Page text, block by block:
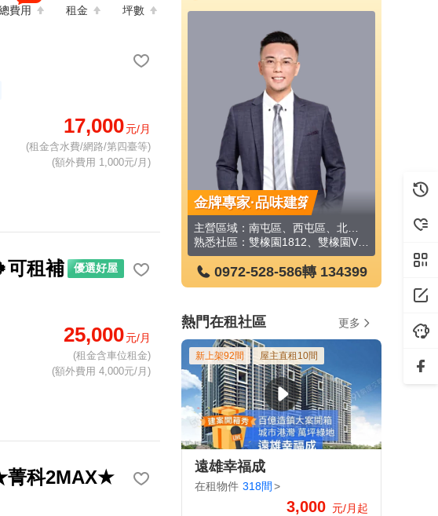
費用 租金 坪數
17,000元/月
(租金含水費/網路/第四臺等)
(額外費用 1,000元/月)
可租補 優選好屋
25,000元/月
(租金含車位租金)
(額外費用 4,000元/月)
科2MAX★
金牌專家·品味建築
0972-528-586轉 134399
主營區域
0972-528-586轉 328433
熱門在租社區 更多
新上架92間 屋主直租10間
遠雄幸福成
在租物件 318間 >
3,000 元/月起